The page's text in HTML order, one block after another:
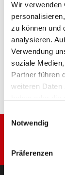
Wir verwenden
zu können und
analysieren.
Verwendung
soziale
Partner führen
weiteren Daten
Notwendig
Präferenzen
Diese Batterie
HÄNDLER &